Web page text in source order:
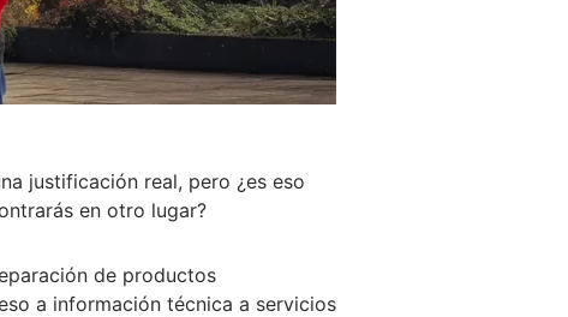
justificación real, pero ¿es eso
en otro lugar?
de productos
a información técnica a servicios